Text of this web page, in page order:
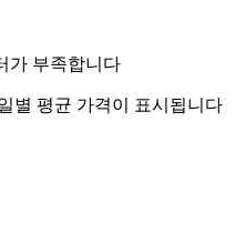
가 부족합니다
별 평균 가격이 표시됩니다